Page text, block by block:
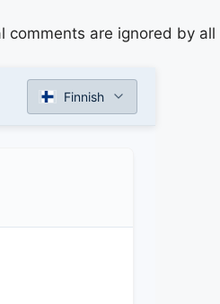
comments are ignored by all
Finnish